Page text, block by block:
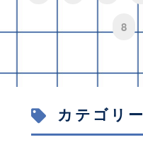
8
カテゴリー